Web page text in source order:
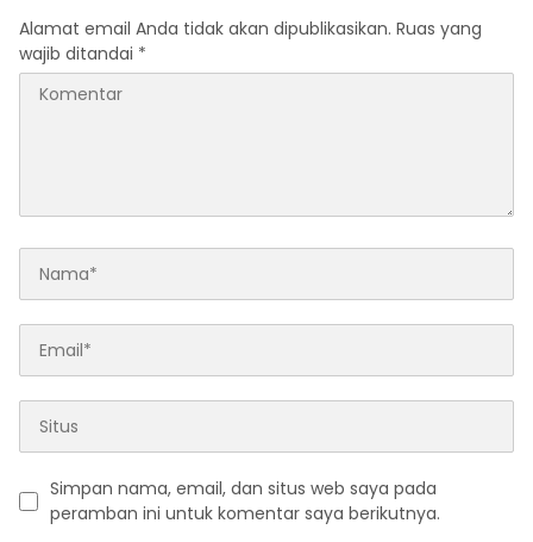
Alamat email Anda tidak akan dipublikasikan. Ruas yang
wajib ditandai *
Simpan nama, email, dan situs web saya pada
peramban ini untuk komentar saya berikutnya.